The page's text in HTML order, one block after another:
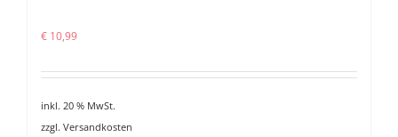
€ 10,99
inkl. 20 % MwSt.
zzgl. Versandkosten